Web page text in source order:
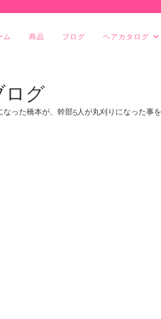
ム 商品 ブログ ヘアカタログ
ログ
なった橋本が、幹部5人が丸刈りになった事